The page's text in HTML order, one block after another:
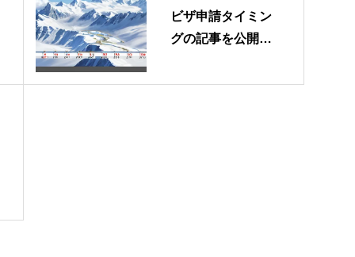
ビザ申請タイミン
グの記事を公開し